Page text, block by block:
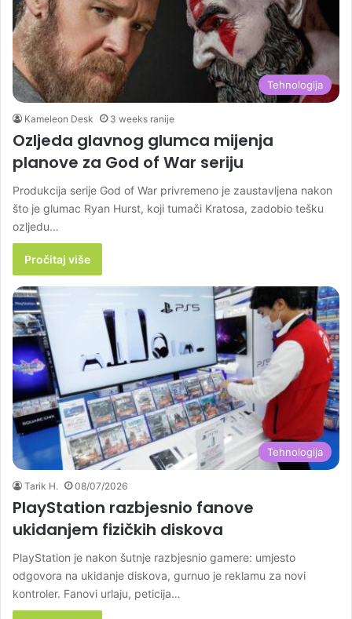
Tehnologija
Kameleon Desk 3 weeks ranije
Ozljeda glavnog glumca mijenja
planove za God of War seriju
Produkcija serije God of War privremeno je zaustavljena nakon
što je glumac Ryan Hurst, koji tumači Kratosa, zadobio tešku
ozljedu…
Pročitaj više
Tehnologija
Tarik H. 08/07/2026
PlayStation razbjesnio fanove
ukidanjem fizičkih diskova
PlayStation je nakon šutnje razbjesnio gamere: umjesto
odgovora na ukidanje diskova, gurnuo je reklamu za novi
kontroler. Fanovi urlaju, peticija…